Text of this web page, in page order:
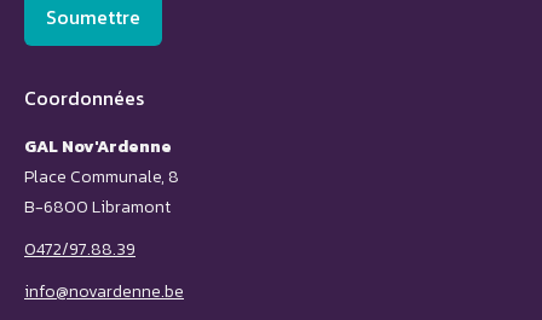
Soumettre
Coordonnées
GAL Nov'Ardenne
Place Communale, 8
B-6800 Libramont
0472/97.88.39
info@novardenne.be